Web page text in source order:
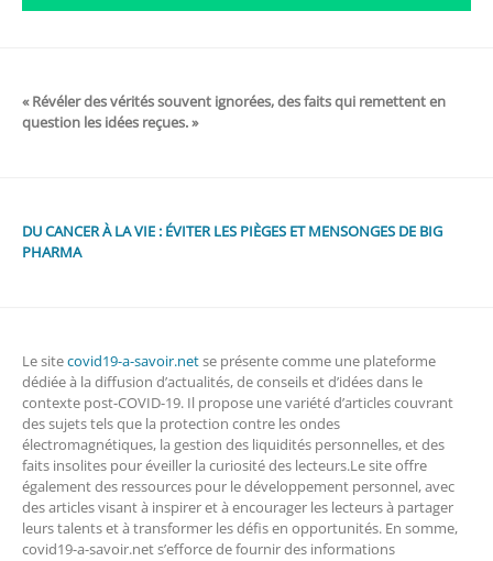
« Révéler des vérités souvent ignorées, des faits qui remettent en
question les idées reçues. »
DU CANCER À LA VIE : ÉVITER LES PIÈGES ET MENSONGES DE BIG
PHARMA
Le sitecovid19-a-savoir.netse présente comme une plateforme
dédiée à la diffusion d’actualités, de conseils et d’idées dans le
contexte post-COVID-19. Il propose une variété d’articles couvrant
des sujets tels que la protection contre les ondes
électromagnétiques, la gestion des liquidités personnelles, et des
faits insolites pour éveiller la curiosité des lecteurs.Le site offre
également des ressources pour le développement personnel, avec
des articles visant à inspirer et à encourager les lecteurs à partager
leurs talents et à transformer les défis en opportunités. En somme,
covid19-a-savoir.net s’efforce de fournir des informations